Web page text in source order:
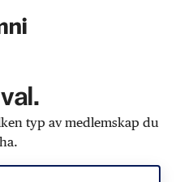
typ av medlemskap du